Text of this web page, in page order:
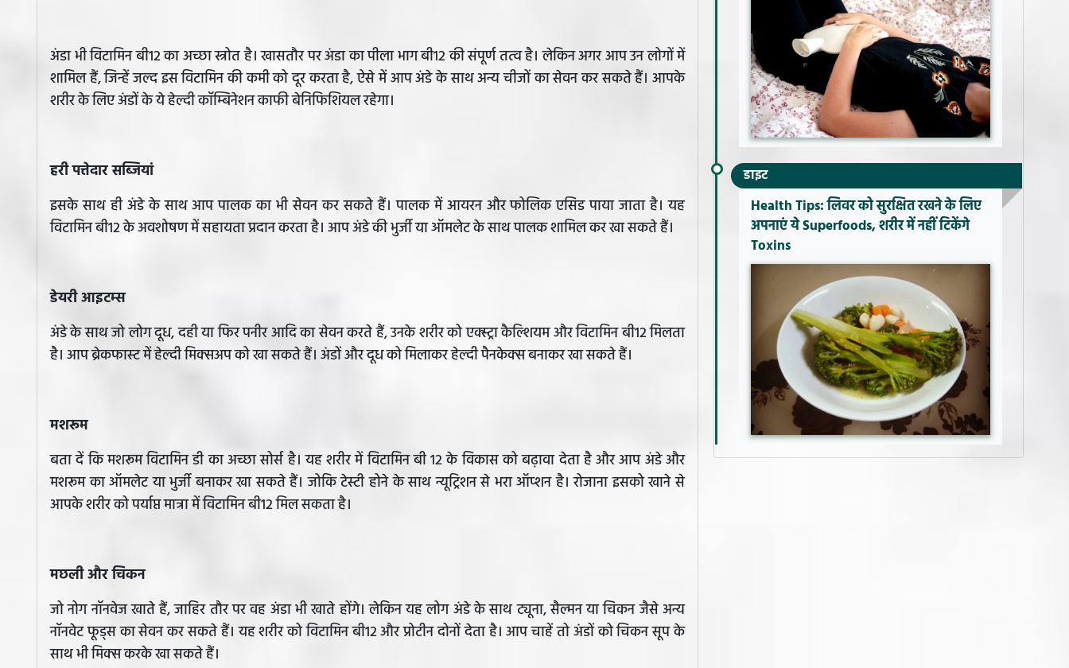
अंडा भी विटामिन बी12 का अच्छा स्त्रोत है। खासतौर पर अंडा का पीला भाग बी12 की संपूर्ण तत्व है। लेकिन अगर आप उन लोगों में
शामिल हैं, जिन्हें जल्द इस विटामिन की कमी को दूर करता है, ऐसे में आप अंडे के साथ अन्य चीजों का सेवन कर सकते हैं। आपके
शरीर के लिए अंडों के ये हेल्दी कॉम्बिनेशन काफी बेनिफिशियल रहेगा।
हरी पत्तेदार सब्जियां
इसके साथ ही अंडे के साथ आप पालक का भी सेवन कर सकते हैं। पालक में आयरन और फोलिक एसिड पाया जाता है। यह
विटामिन बी12 के अवशोषण में सहायता प्रदान करता है। आप अंडे की भुर्जी या ऑमलेट के साथ पालक शामिल कर खा सकते हैं।
डेयरी आइटम्स
अंडे के साथ जो लोग दूध, दही या फिर पनीर आदि का सेवन करते हैं, उनके शरीर को एक्स्ट्रा कैल्शियम और विटामिन बी12 मिलता
है। आप ब्रेकफास्ट में हेल्दी मिक्सअप को खा सकते हैं। अंडों और दूध को मिलाकर हेल्दी पैनकेक्स बनाकर खा सकते हैं।
मशरूम
बता दें कि मशरूम विटामिन डी का अच्छा सोर्स है। यह शरीर में विटामिन बी 12 के विकास को बढ़ावा देता है और आप अंडे और
मशरूम का ऑमलेट या भुर्जी बनाकर खा सकते हैं। जोकि टेस्टी होने के साथ न्यूट्रिशन से भरा ऑप्शन है। रोजाना इसको खाने से
आपके शरीर को पर्याप्त मात्रा में विटामिन बी12 मिल सकता है।
मछली और चिकन
जो नोग नॉनवेज खाते हैं, जाहिर तौर पर वह अंडा भी खाते होंगे। लेकिन यह लोग अंडे के साथ ट्यूना, सैल्मन या चिकन जैसे अन्य
नॉनवेट फूड्स का सेवन कर सकते हैं। यह शरीर को विटामिन बी12 और प्रोटीन दोनों देता है। आप चाहें तो अंडों को चिकन सूप के
साथ भी मिक्स करके खा सकते हैं।
डाइट
Health Tips: लिवर को सुरक्षित रखने के लिए
अपनाएं ये Superfoods, शरीर में नहीं टिकेंगे
Toxins